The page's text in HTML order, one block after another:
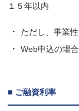
１５年以内
ただし、事業
Web申込の場
■ ご融資利率